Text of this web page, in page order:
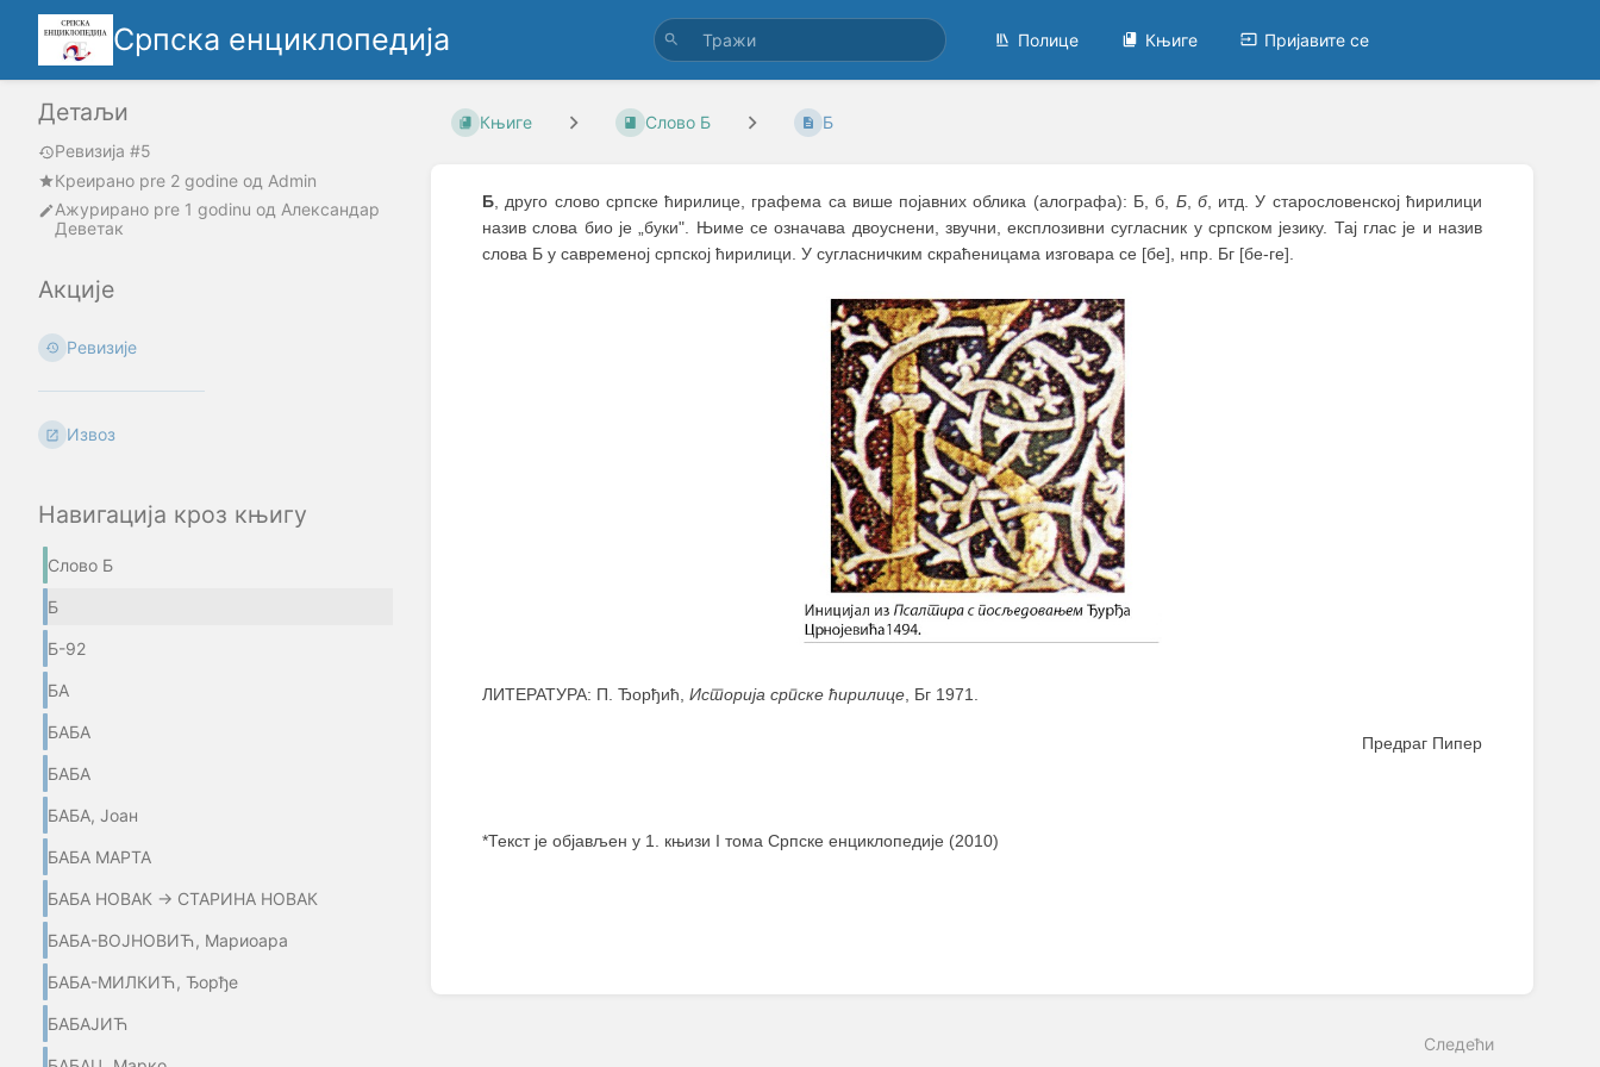
Српска енциклопедија Полице Књиге Пријавите се
Детаљи
Ревизија #5
Креирано pre 2 godine oд Admin
Ажурирано pre 1 godinu од Александар
Деветак
Акције
Ревизије
Извоз
Навигација кроз књигу
Слово Б
Б
Б-92
БА
БАБА
БАБА
БАБА, Јоан
БАБА МАРТА
БАБА НОВАК → СТАРИНА НОВАК
БАБА-ВОЈНОВИЋ, Мариоара
БАБА-МИЛКИЋ, Ђорђе
БАБАЈИЋ
Књиге Слово Б Б
Б, друго слово српске ћирилице, графема са више појавних облика (алографа): Б, б, Б, б, итд. У старословенској ћирилици
назив слова био је „буки". Њимe се означава двоуснени, звучни, експлозивни сугласник у српском језику. Тај глас је и назив
слова Б у савременој српској ћирилици. У сугласничким скраћеницама изговара се [бе], нпр. Бг [бе-ге].
ЛИТЕРАТУРА: П. Ђорђић, Историја српске ћирилице , Бг 1971.
Предраг Пипер
*Текст је објављен у 1. књизи I тома Српске енциклопедије (2010)
Следећи